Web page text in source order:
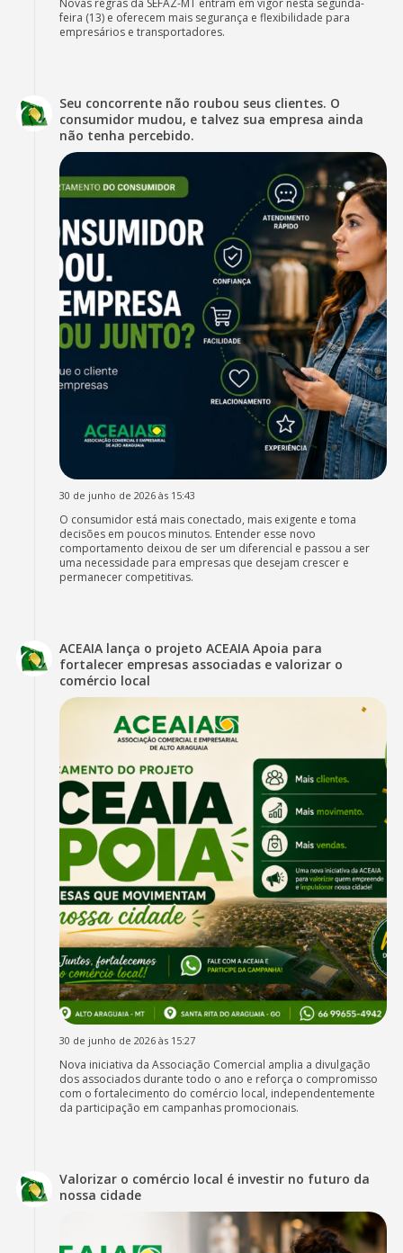
Novas regras da SEFAZ-MT entram em vigor nesta segunda-
feira (13) e oferecem mais segurança e flexibilidade para
empresários e transportadores.
Seu concorrente não roubou seus clientes. O
consumidor mudou, e talvez sua empresa ainda
não tenha percebido.
30 de junho de 2026 às 15:43
O consumidor está mais conectado, mais exigente e toma
decisões em poucos minutos. Entender esse novo
comportamento deixou de ser um diferencial e passou a ser
uma necessidade para empresas que desejam crescer e
permanecer competitivas.
ACEAIA lança o projeto ACEAIA Apoia para
fortalecer empresas associadas e valorizar o
comércio local
30 de junho de 2026 às 15:27
Nova iniciativa da Associação Comercial amplia a divulgação
dos associados durante todo o ano e reforça o compromisso
com o fortalecimento do comércio local, independentemente
da participação em campanhas promocionais.
Valorizar o comércio local é investir no futuro da
nossa cidade